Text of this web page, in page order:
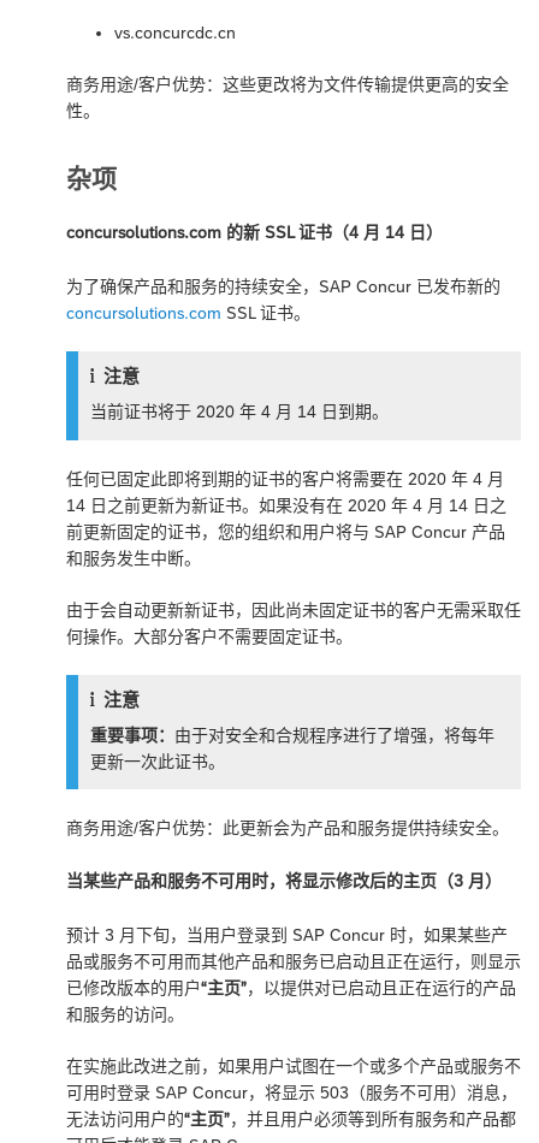
vs.concurcdc.cn
商务用途/客户优势：这些更改将为文件传输提供更高的安全
性。
杂项
concursolutions.com 的新 SSL 证书（4 月 14 日）
为了确保产品和服务的持续安全，SAP Concur 已发布新的
concursolutions.com SSL 证书。
注意
当前证书将于 2020 年 4 月 14 日到期。
任何已固定此即将到期的证书的客户将需要在 2020 年 4 月
14 日之前更新为新证书。如果没有在 2020 年 4 月 14 日之
前更新固定的证书，您的组织和用户将与 SAP Concur 产品
和服务发生中断。
由于会自动更新新证书，因此尚未固定证书的客户无需采取任
何操作。大部分客户不需要固定证书。
注意
重要事项： 由于对安全和合规程序进行了增强，将每年
更新一次此证书。
商务用途/客户优势：此更新会为产品和服务提供持续安全。
当某些产品和服务不可用时，将显示修改后的主页（3 月）
预计 3 月下旬，当用户登录到 SAP Concur 时，如果某些产
品或服务不可用而其他产品和服务已启动且正在运行，则显示
已修改版本的用户“主页”，以提供对已启动且正在运行的产品
和服务的访问。
在实施此改进之前，如果用户试图在一个或多个产品或服务不
可用时登录 SAP Concur，将显示 503（服务不可用）消息，
无法访问用户的“主页”，并且用户必须等到所有服务和产品都